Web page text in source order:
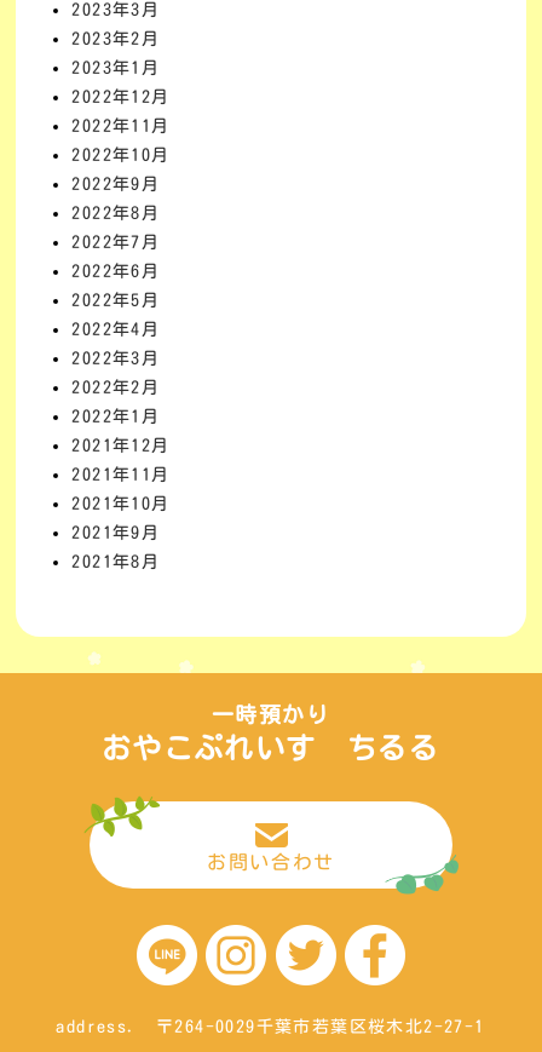
2023年3月
2023年2月
2023年1月
2022年12月
2022年11月
2022年10月
2022年9月
2022年8月
2022年7月
2022年6月
2022年5月
2022年4月
2022年3月
2022年2月
2022年1月
2021年12月
2021年11月
2021年10月
2021年9月
2021年8月
一時預かり
おやこぷれいす ちるる
お問い合わせ
address. 〒264-0029千葉市若葉区桜木北2-27-1